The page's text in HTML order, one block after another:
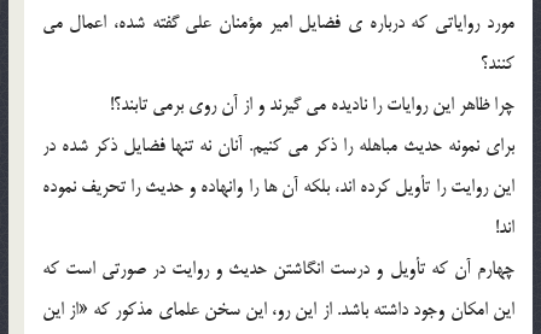
مورد روایاتى که درباره ی فضایل امیر مؤمنان على گفته شده، اعمال مى
کنند؟
چرا ظاهر این روایات را نادیده مى گیرند و از آن روى برمى تابند؟!
براى نمونه حدیث مباهله را ذکر مى کنیم. آنان نه تنها فضایل ذکر شده در
این روایت را تأویل کرده اند، بلکه آن ها را وانهاده و حدیث را تحریف نموده
اند!
چهارم آن که تأویل و درست انگاشتن حدیث و روایت در صورتى است که
این امکان وجود داشته باشد. از این رو، این سخن علماى مذکور که «از این